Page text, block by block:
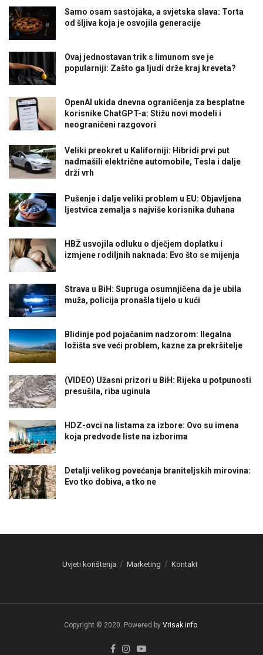
Samo osam sastojaka, a svjetska slava: Torta
od šljiva koja je osvojila generacije
Ovaj jednostavan trik s limunom sve je
popularniji: Zašto ga ljudi drže kraj kreveta?
OpenAI ukida dnevna ograničenja za besplatne
korisnike ChatGPT-a: Stižu novi modeli i
neograničeni razgovori
Veliki preokret u Kaliforniji: Hibridi prvi put
nadmašili električne automobile, Tesla i dalje
drži vrh
Pušenje i dalje veliki problem u EU: Objavljena
ljestvica zemalja s najviše korisnika duhana
HBŽ usvojila odluku o dječjem doplatku i
izmjene rodiljnih naknada: Evo što se mijenja
Strava u BiH: Supruga osumnjičena da je ubila
muža, policija pronašla tijelo u kući
Blidinje pod pojačanim nadzorom: Ilegalna
ložišta sve veći problem, kazne za prekršitelje
(VIDEO) Užasni prizori u BiH: Rijeka u potpunosti
presušila, riba uginula
HDZ-ovci na listama za izbore: Ovo su imena
koja predvode liste na izborima
Detalji velikog povećanja braniteljskih mirovina:
Evo tko dobiva, a tko ne
Uvjeti korištenja Marketing Kontakt
Copyright © 2020. Powered by Vrisak.info.